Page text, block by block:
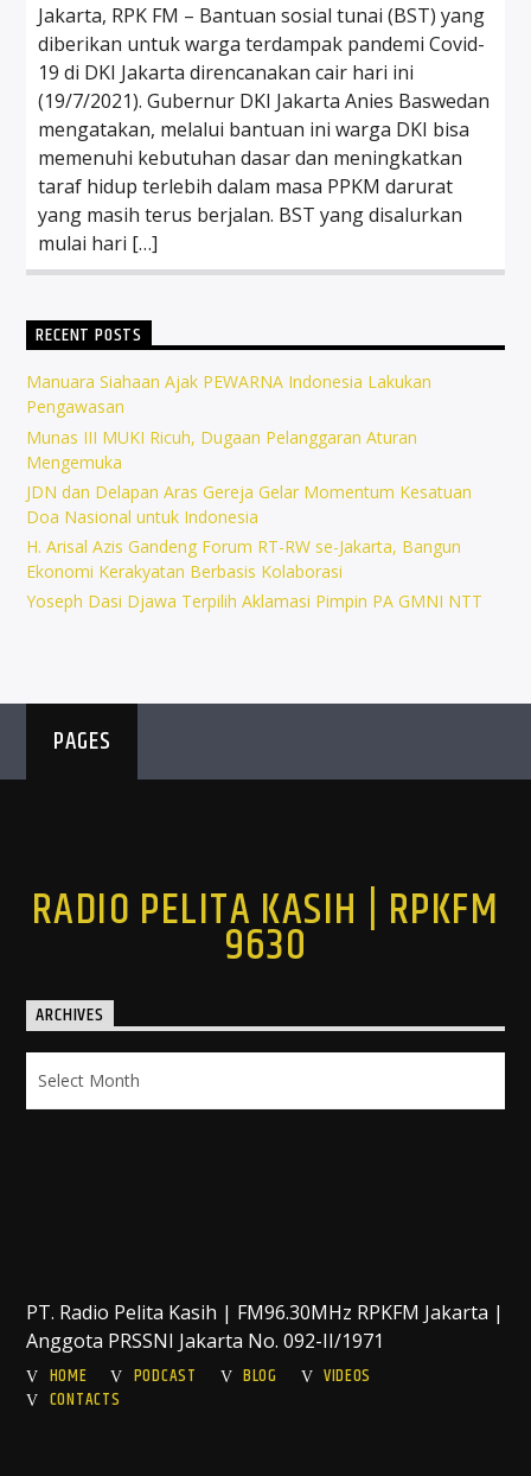
Jakarta, RPK FM – Bantuan sosial tunai (BST) yang
diberikan untuk warga terdampak pandemi Covid-
19 di DKI Jakarta direncanakan cair hari ini
(19/7/2021). Gubernur DKI Jakarta Anies Baswedan
mengatakan, melalui bantuan ini warga DKI bisa
memenuhi kebutuhan dasar dan meningkatkan
taraf hidup terlebih dalam masa PPKM darurat
yang masih terus berjalan. BST yang disalurkan
mulai hari […]
RECENT POSTS
Manuara Siahaan Ajak PEWARNA Indonesia Lakukan
Pengawasan
Munas III MUKI Ricuh, Dugaan Pelanggaran Aturan
Mengemuka
JDN dan Delapan Aras Gereja Gelar Momentum Kesatuan
Doa Nasional untuk Indonesia
H. Arisal Azis Gandeng Forum RT-RW se-Jakarta, Bangun
Ekonomi Kerakyatan Berbasis Kolaborasi
Yoseph Dasi Djawa Terpilih Aklamasi Pimpin PA GMNI NTT
PAGES
RADIO PELITA KASIH | RPKFM
9630
ARCHIVES
PT. Radio Pelita Kasih | FM96.30MHz RPKFM Jakarta |
Anggota PRSSNI Jakarta No. 092-II/1971
HOME
PODCAST BLOG
VIDEOS
CONTACTS